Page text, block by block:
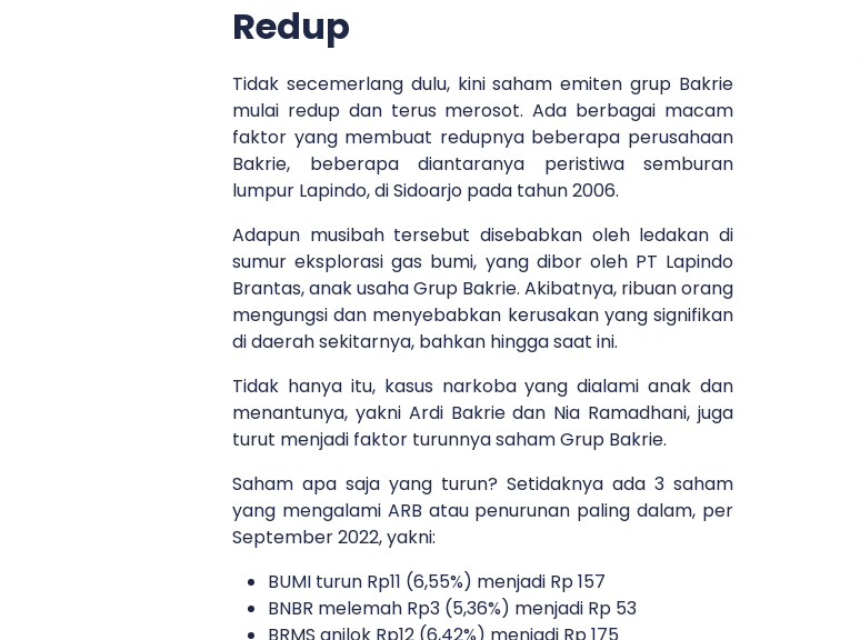
Redup
Tidak secemerlang dulu, kini saham emiten grup Bakrie
mulai redup dan terus merosot. Ada berbagai macam
faktor yang membuat redupnya beberapa perusahaan
Bakrie, beberapa diantaranya peristiwa semburan
lumpur Lapindo, di Sidoarjo pada tahun 2006.
Adapun musibah tersebut disebabkan oleh ledakan di
sumur eksplorasi gas bumi, yang dibor oleh PT Lapindo
Brantas, anak usaha Grup Bakrie. Akibatnya, ribuan orang
mengungsi dan menyebabkan kerusakan yang signifikan
di daerah sekitarnya, bahkan hingga saat ini.
Tidak hanya itu, kasus narkoba yang dialami anak dan
menantunya, yakni Ardi Bakrie dan Nia Ramadhani, juga
turut menjadi faktor turunnya saham Grup Bakrie.
Saham apa saja yang turun? Setidaknya ada 3 saham
yang mengalami ARB atau penurunan paling dalam, per
September 2022, yakni:
BUMI turun Rp11 (6,55%) menjadi Rp 157
BNBR melemah Rp3 (5,36%) menjadi Rp 53